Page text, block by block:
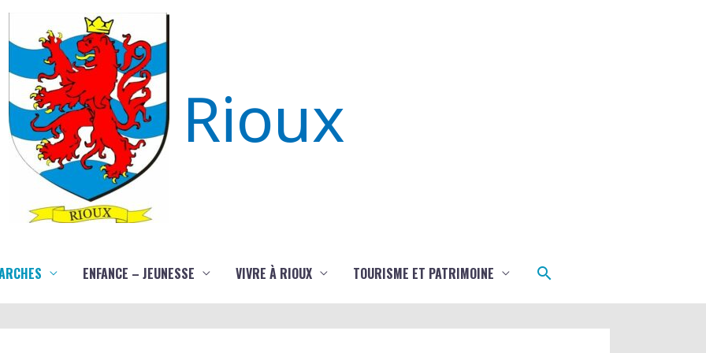
Rioux
ENFANCE – JEUNESSE VIVRE À RIOUX TOURISME ET PATRIMOINE Rechercher